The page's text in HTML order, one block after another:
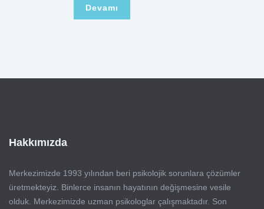
Devamı
Hakkımızda
Merkezimizde 1993 yılından beri psikolojik sorunlara çözümler
üretmekteyiz. Binlerce insanın hayatının değişmesine vesile
olduk. Merkezimizde uzman psikologlar çalışmaktadır. Son